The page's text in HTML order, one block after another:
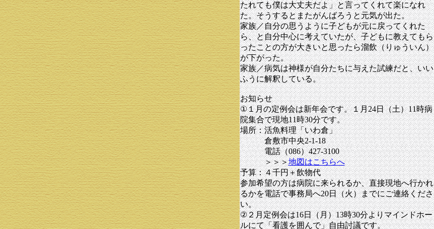
たれても僕は大丈夫だよ」と言ってくれて楽になれ
た。そうするとまたがんばろうと元気が出た。
家族／自分の思うように子どもが元に戻ってくれた
ら、と自分中心に考えていたが、子どもに教えてもら
ったことの方が大きいと思ったら溜飲（りゅういん）
が下がった。
家族／病気は神様が自分たちに与えた試練だと、いい
ふうに解釈している。
お知らせ
①１月の定例会は新年会です。１月24日（土）11時病
院集合で現地11時30分です。
場所：活魚料理「いわ倉」
倉敷市中央2-1-18
電話（086）427-3100
＞＞＞地図はこちらへ
予算：４千円＋飲物代
参加希望の方は病院に来られるか、直接現地へ行かれ
るかを電話で事務局へ20日（火）までにご連絡くださ
い。
②２月定例会は16日（月）13時30分よりマインドホー
ルにて「看護を囲んで」自由討議です。